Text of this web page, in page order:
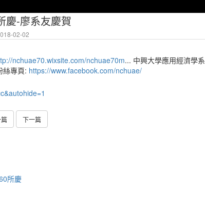
慶-廖系友慶賀
02-02
nchuae70.wixsite.com/nchuae70m... 中興大學應用經濟學系
絲專頁: https://www.facebook.com/nchuae/
篇 下一篇
所慶